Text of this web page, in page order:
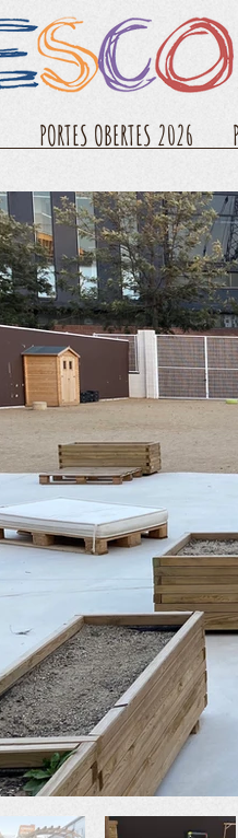
PORTES OBERTES 2026